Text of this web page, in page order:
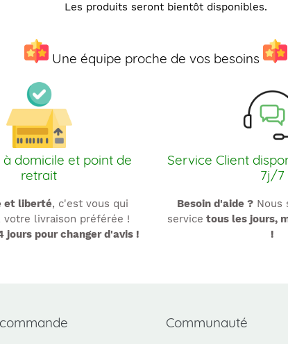
c
t
o
n
:
Les produits seront bientôt disponibles.
Une équipe proche de vos besoins
à domicile et point de
retrait
et liberté, c'est vous qui
votre livraison préférée !
jours pour changer d'avis !
Service Client
7j/7
Besoin d'aide ?Nous
service tous les jours,
!
Communauté